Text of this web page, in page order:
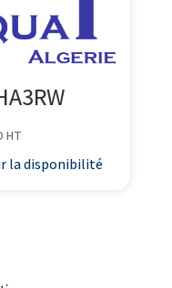
HT
la disponibilité